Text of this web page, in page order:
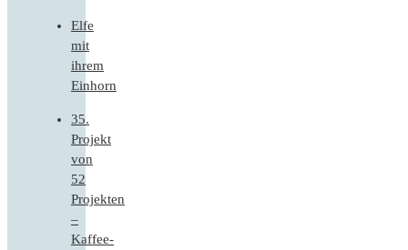
Elfe
mit
ihrem
Einhorn
35.
Projekt
von
52
Projekten
–
Kaffee-